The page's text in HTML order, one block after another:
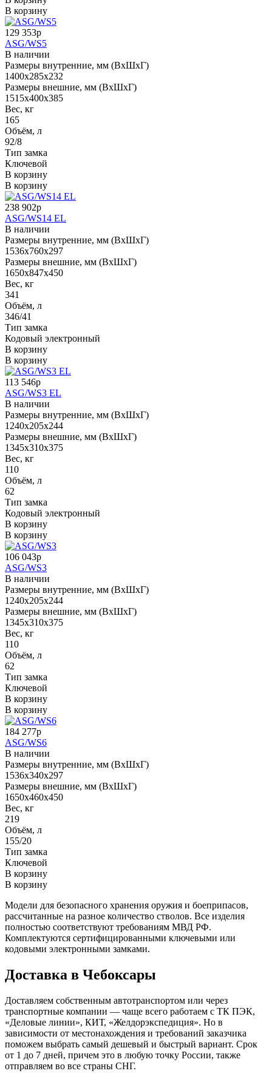
В корзину
129 353р
ASG/WS5
В наличии
Размеры внутренние, мм (ВхШхГ)
1400x285x232
Размеры внешние, мм (ВхШхГ)
1515x400x385
Вес, кг
165
Объём, л
92/8
Тип замка
Ключевой
В корзину
В корзину
238 902р
ASG/WS14 EL
В наличии
Размеры внутренние, мм (ВхШхГ)
1536x760x297
Размеры внешние, мм (ВхШхГ)
1650x847x450
Вес, кг
341
Объём, л
346/41
Тип замка
Кодовый электронный
В корзину
В корзину
113 546р
ASG/WS3 EL
В наличии
Размеры внутренние, мм (ВхШхГ)
1240x205x244
Размеры внешние, мм (ВхШхГ)
1345x310x375
Вес, кг
110
Объём, л
62
Тип замка
Кодовый электронный
В корзину
В корзину
106 043р
ASG/WS3
В наличии
Размеры внутренние, мм (ВхШхГ)
1240x205x244
Размеры внешние, мм (ВхШхГ)
1345x310x375
Вес, кг
110
Объём, л
62
Тип замка
Ключевой
В корзину
В корзину
184 277р
ASG/WS6
В наличии
Размеры внутренние, мм (ВхШхГ)
1536x340x297
Размеры внешние, мм (ВхШхГ)
1650x460x450
Вес, кг
219
Объём, л
155/20
Тип замка
Ключевой
В корзину
В корзину
Модели для безопасного хранения оружия и боеприпасов,
рассчитанные на разное количество стволов. Все изделия
полностью соответствуют требованиям МВД РФ.
Комплектуются сертифицированными ключевыми или
кодовыми электронными замками.
Доставка в Чебоксары
Доставляем собственным автотранспортом или через
транспортные компании — чаще всего работаем с ТК ПЭК,
«Деловые линии», КИТ, «Желдорэкспедиция». Но в
зависимости от местонахождения и требований заказчика
поможем выбрать самый дешевый и быстрый вариант. Срок
от 1 до 7 дней, причем это в любую точку России, также
отправляем во все страны СНГ.